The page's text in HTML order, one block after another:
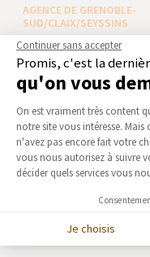
AGENCE DE GRENOBLE-
SUD/CLAIX/SEYSSINS
Qui sommes-nous
Actualités
Notre charte qualité
Partenaires
Trouver une agence
Devenir franchisé
Foire aux Questions
Conditions générales
Continuer sans accepter
Promis, c'est la
qu'on vous
Plateforme de
On est vraiment très content
notre site vous intéresse.
n'avez pas encore fait votre
vous nous autorisez à suivre
décider quels services vous
Je choisis